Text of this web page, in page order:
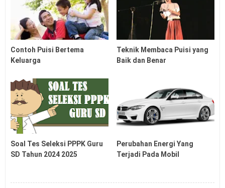
Contoh Puisi Bertema
Keluarga
Teknik Membaca Puisi yang
Baik dan Benar
Soal Tes Seleksi PPPK Guru
SD Tahun 2024 2025
Perubahan Energi Yang
Terjadi Pada Mobil